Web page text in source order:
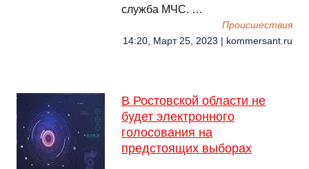
служба МЧС. …
Происшествия
14:20, Март 25, 2023 | kommersant.ru
В Ростовской области не
будет электронного
голосования на
предстоящих выборах